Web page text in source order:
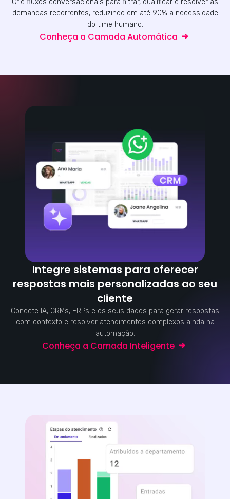
Crie fluxos conversacionais para filtrar, qualificar e resolver as
demandas recorrentes, reduzindo em até 90% a necessidade
do time humano.
Conheça a Camada Automática
Integre sistemas para oferecer
respostas mais personalizadas ao seu
cliente
Conecte IA, CRMs, ERPs e os seus dados para gerar respostas
com contexto e resolver atendimentos complexos ainda na
automação.
Conheça a Camada Inteligente